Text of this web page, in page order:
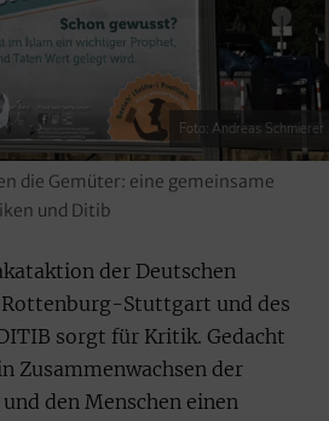
Foto: Andreas Schmierer
die Gemüter: eine gemeinsame
und Ditib
der Deutschen
Rottenburg-Stuttgart und des
sorgt für Kritik. Gedacht
Zusammenwachsen der
den Menschen einen